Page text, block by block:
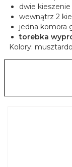
dwie
wewnątrz 2
jedna komora
torebka
Kolory: